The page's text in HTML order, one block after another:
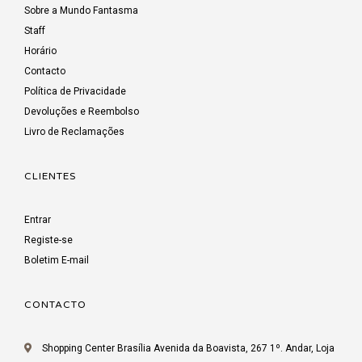
Sobre a Mundo Fantasma
Staff
Horário
Contacto
Política de Privacidade
Devoluções e Reembolso
Livro de Reclamações
CLIENTES
Entrar
Registe-se
Boletim E-mail
CONTACTO
Shopping Center Brasília Avenida da Boavista, 267 1º. Andar, Loja